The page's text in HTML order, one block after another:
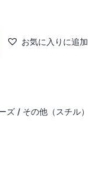
お気に入りに追加
ズ / その他（スチル）